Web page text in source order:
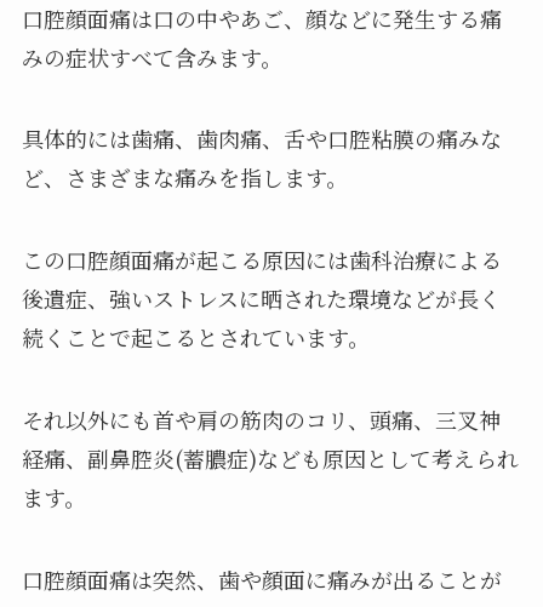
口腔顔面痛は口の中やあご、顔などに発生する痛
みの症状すべて含みます。
具体的には歯痛、歯肉痛、舌や口腔粘膜の痛みな
ど、さまざまな痛みを指します。
この口腔顔面痛が起こる原因には歯科治療による
後遺症、強いストレスに晒された環境などが長く
続くことで起こるとされています。
それ以外にも首や肩の筋肉のコリ、頭痛、三叉神
経痛、副鼻腔炎(蓄膿症)なども原因として考えられ
ます。
口腔顔面痛は突然、歯や顔面に痛みが出ることが